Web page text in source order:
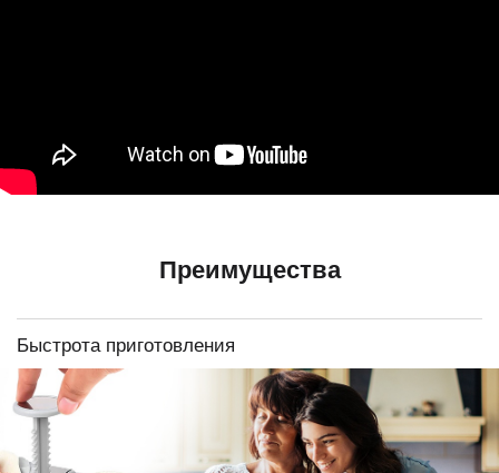
Преимущества
Быстрота приготовления